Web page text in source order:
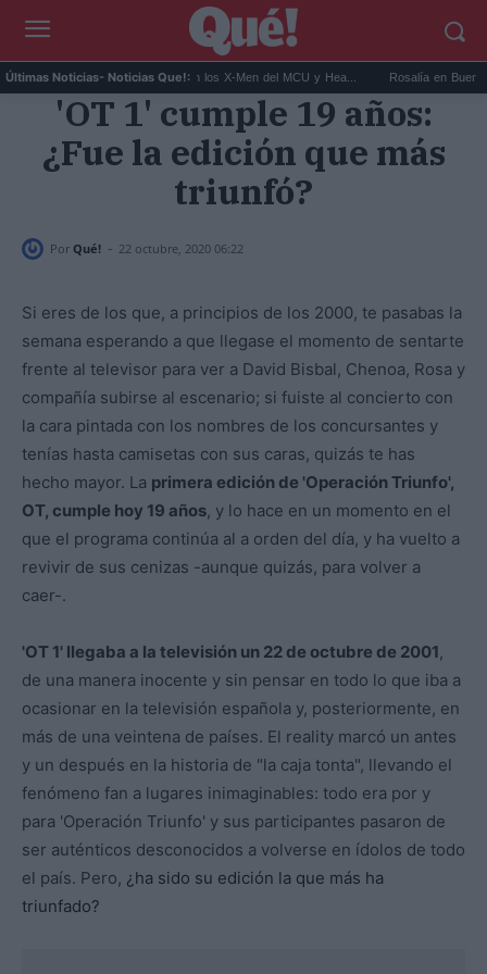
Últimas Noticias- Noticias Que!:
Kit Connor será Cíclope en los X-Men del MCU y Hea... Rosalía en Buenos
'OT 1' cumple 19 años:
¿Fue la edición que más
triunfó?
Por Qué! - 22 octubre, 2020 06:22
Si eres de los que, a principios de los 2000, te pasabas la
semana esperando a que llegase el momento de sentarte
frente al televisor para ver a David Bisbal, Chenoa, Rosa y
compañía subirse al escenario; si fuiste al concierto con
la cara pintada con los nombres de los concursantes y
tenías hasta camisetas con sus caras, quizás te has
hecho mayor. La primera edición de 'Operación Triunfo',
OT, cumple hoy 19 años, y lo hace en un momento en el
que el programa continúa al a orden del día, y ha vuelto a
revivir de sus cenizas -aunque quizás, para volver a
caer-.
'OT 1' llegaba a la televisión un 22 de octubre de 2001,
de una manera inocente y sin pensar en todo lo que iba a
ocasionar en la televisión española y, posteriormente, en
más de una veintena de países. El reality marcó un antes
y un después en la historia de "la caja tonta", llevando el
fenómeno fan a lugares inimaginables: todo era por y
para 'Operación Triunfo' y sus participantes pasaron de
ser auténticos desconocidos a volverse en ídolos de todo
el país. Pero, ¿ha sido su edición la que más ha
triunfado?